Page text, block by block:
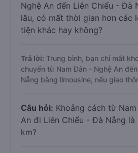
Nghệ An đến Liên Chiểu - Đà
lâu, có mất thời gian hơn các
tiện khác hay không?
Trả lời: Trung bình, bạn chỉ mất
chuyển từ Nam Đàn - Nghệ An
Nẵng bằng limousine, nếu giao
Câu hỏi: Khoảng cách từ
An đi Liên Chiểu - Đà Nẵng là
km?